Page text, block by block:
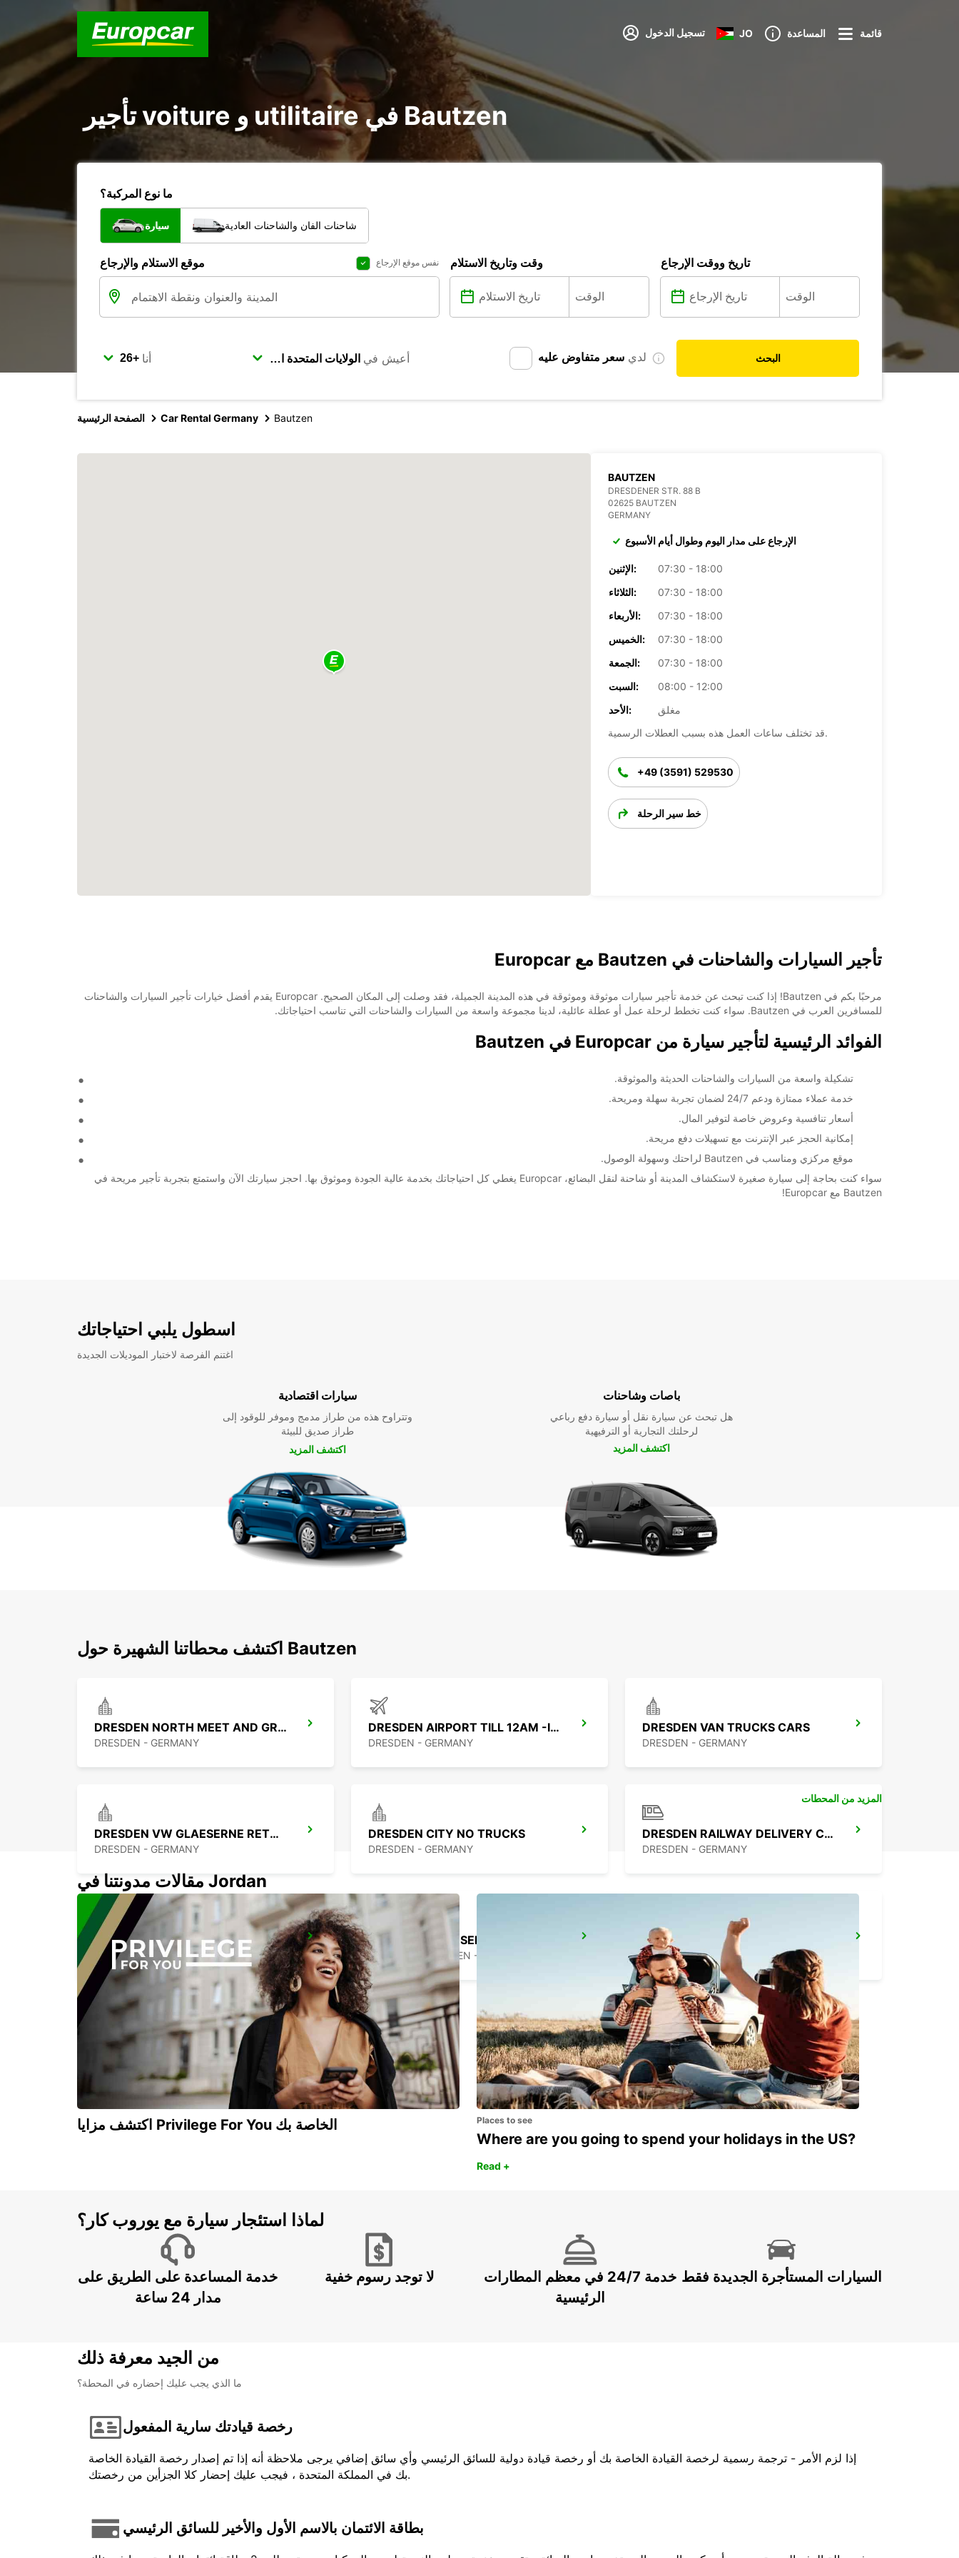
تسجيل الدخول JO المساعدة قائمة
تأجير voiture و utilitaire في Bautzen
ما نوع المركبة؟
سيارة شاحنات الفان والشاحنات العادية
موقع الاستلام والإرجاع نفس موقع الإرجاع وقت وتاريخ الاستلام تاريخ ووقت الإرجاع
أنا أعيش في لدي سعر متفاوض عليه البحث
الصفحة الرئيسية Car Rental Germany Bautzen
BAUTZEN
DRESDENER STR. 88 B
02625 BAUTZEN
GERMANY
الإرجاع على مدار اليوم وطوال أيام الأسبوع
الإثنين:
07:30 - 18:00
الثلاثاء:
07:30 - 18:00
الأربعاء:
07:30 - 18:00
الخميس:
07:30 - 18:00
الجمعة:
07:30 - 18:00
السبت:
08:00 - 12:00
الأحد:
مغلق
قد تختلف ساعات العمل هذه بسبب العطلات الرسمية.
+49 (3591) 529530
خط سير الرحلة
تأجير السيارات والشاحنات في Bautzen مع Europcar
مرحبًا بكم في Bautzen! إذا كنت تبحث عن خدمة تأجير سيارات موثوقة وموثوقة في هذه المدينة الجميلة، فقد وصلت إلى المكان الصحيح. Europcar يقدم أفضل خيارات تأجير السيارات والشاحنات
للمسافرين العرب في Bautzen. سواء كنت تخطط لرحلة عمل أو عطلة عائلية، لدينا مجموعة واسعة من السيارات والشاحنات التي تناسب احتياجاتك.
الفوائد الرئيسية لتأجير سيارة من Europcar في Bautzen
تشكيلة واسعة من السيارات والشاحنات الحديثة والموثوقة.
خدمة عملاء ممتازة ودعم 24/7 لضمان تجربة سهلة ومريحة.
أسعار تنافسية وعروض خاصة لتوفير المال.
إمكانية الحجز عبر الإنترنت مع تسهيلات دفع مريحة.
موقع مركزي ومناسب في Bautzen لراحتك وسهولة الوصول.
سواء كنت بحاجة إلى سيارة صغيرة لاستكشاف المدينة أو شاحنة لنقل البضائع، Europcar يغطي كل احتياجاتك بخدمة عالية الجودة وموثوق بها. احجز سيارتك الآن واستمتع بتجربة تأجير مريحة في
Bautzen مع Europcar!
اسطول يلبي احتياجاتك
اغتنم الفرصة لاختبار الموديلات الجديدة
سيارات اقتصادية
وتتراوح هذه من طراز مدمج وموفر للوقود إلى
طراز صديق للبيئة
اكتشف المزيد
باصات وشاحنات
هل تبحث عن سيارة نقل أو سيارة دفع رباعي
لرحلتك التجارية أو الترفيهية
اكتشف المزيد
اكتشف محطاتنا الشهيرة حول Bautzen
DRESDEN NORTH MEET AND GREET
DRESDEN - GERMANY
DRESDEN AIRPORT TILL 12AM -IKC-
DRESDEN - GERMANY
DRESDEN VAN TRUCKS CARS
DRESDEN - GERMANY
DRESDEN VW GLAESERNE RETURN
DRESDEN - GERMANY
DRESDEN CITY NO TRUCKS
DRESDEN - GERMANY
DRESDEN RAILWAY DELIVERY CITY
DRESDEN - GERMANY
COTTBUS
COTTBUS - GERMANY
FREIBERG/SACHSEN
FREIBERG / SACHSEN - GERMANY
CHEMNITZ TILL 12AM
CHEMNITZ - GERMANY
المزيد من المحطات
مقالات مدونتنا في Jordan
اكتشف مزايا Privilege For You الخاصة بك Places to see
Where are you going to spend your holidays in the US?
Read +
لماذا استئجار سيارة مع يوروب كار؟
خدمة المساعدة على الطريق على
مدار 24 ساعة
لا توجد رسوم خفية
خدمة 24/7 في معظم المطارات
الرئيسية
السيارات المستأجرة الجديدة فقط
من الجيد معرفة ذلك
ما الذي يجب عليك إحضاره في المحطة؟
رخصة قيادتك سارية المفعول
إذا لزم الأمر - ترجمة رسمية لرخصة القيادة الخاصة بك أو رخصة قيادة دولية للسائق الرئيسي وأي سائق إضافي يرجى ملاحظة أنه إذا تم إصدار رخصة القيادة الخاصة
بك في المملكة المتحدة ، فيجب عليك إحضار كلا الجزأين من رخصتك.
بطاقة الائتمان بالاسم الأول والأخير للسائق الرئيسي